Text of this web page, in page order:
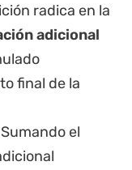
radica en la
adicional
final de la
Sumando el